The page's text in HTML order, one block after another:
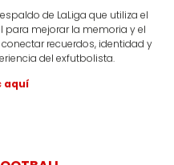
de LaLiga que utiliza el
mejorar la memoria y el
recuerdos, identidad y
del exfutbolista.
aquí